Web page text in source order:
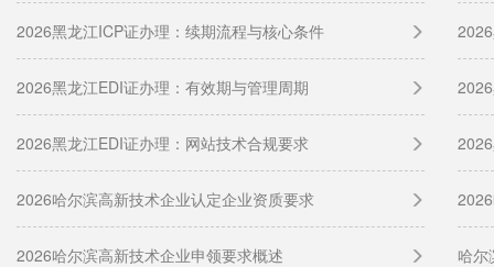
2026黑龙江ICP证办理：续期流程与核心条件
2026黑龙江EDI证办理：有效期与管理周期
2026黑龙江EDI证办理：网站技术合规要求
2026哈尔滨高新技术企业认定企业资质要求
2026哈尔滨高新技术企业申领要求概述 哈尔